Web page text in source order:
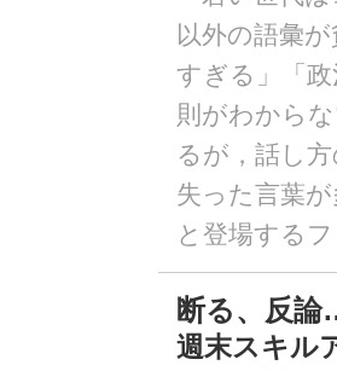
以外の語彙
すぎる」「
則がわから
るが，話し
失った言葉
と登場する
断る、反
週末スキル